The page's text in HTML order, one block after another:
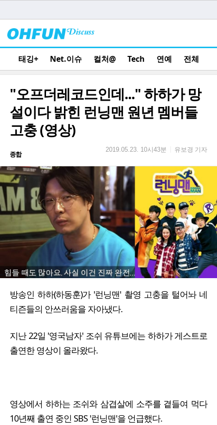
태깅+ Net.이슈 컬처@ Tech 연예 전체
"오프더레코드인데..." 하하가 망
설이다 밝힌 런닝맨 원년 멤버들
고충 (영상)
종합
2019.05.23. 10시43분 유보경 기자
방송인 하하(하동훈)가 '런닝맨' 촬영 고충을 털어놔 네
티즌들의 안쓰러움을 자아냈다.
지난 22일 '영국남자' 조쉬 유튜브에는 하하가 게스트로
출연한 영상이 올라왔다.
영상에서 하하는 조쉬와 삼겹살에 소주를 곁들여 먹다
10년째 출연 중인 SBS '런닝맨'을 언급했다.